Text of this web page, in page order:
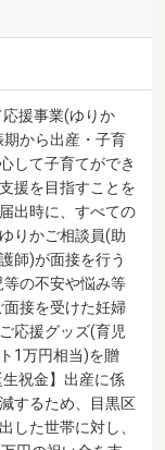
援事業(ゆりか
から出産・子育
して子育てができ
援を目指すことを
出時に、すべての
りかご相談員(助
師)が面接を行う
の不安や悩み等
接を受けた妊婦
応援グッズ(育児
1万円相当)を贈
祝金】出産に係
するため、目黒区
した世帯に対し、